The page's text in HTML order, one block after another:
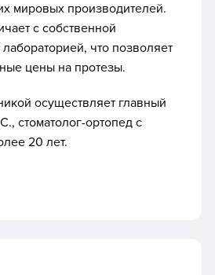
мировых производителей.
с собственной
что позволяет
цены на протезы.
осуществляет главный
стоматолог-ортопед с
20 лет.